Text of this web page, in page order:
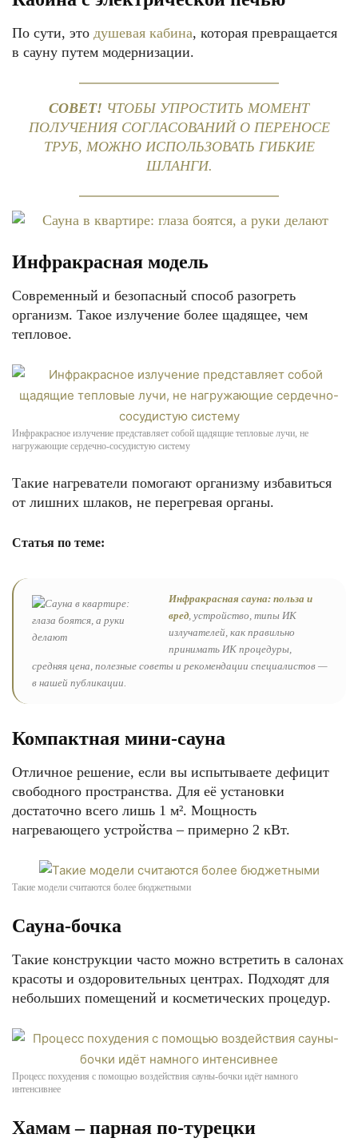
По сути, это душевая кабина, которая превращается
в сауну путем модернизации.
СОВЕТ! ЧТОБЫ УПРОСТИТЬ МОМЕНТ
ПОЛУЧЕНИЯ СОГЛАСОВАНИЙ О ПЕРЕНОСЕ
ТРУБ, МОЖНО ИСПОЛЬЗОВАТЬ ГИБКИЕ
ШЛАНГИ.
Инфракрасная модель
Современный и безопасный способ разогреть
организм. Такое излучение более щадящее, чем
тепловое.
Инфракрасное излучение представляет собой щадящие тепловые лучи, не
нагружающие сердечно-сосудистую систему
Такие нагреватели помогают организму избавиться
от лишних шлаков, не перегревая органы.
Статья по теме:
Инфракрасная сауна: польза и
вред, устройство, типы ИК
излучателей, как правильно
принимать ИК процедуры,
средняя цена, полезные советы и рекомендации специалистов —
в нашей публикации.
Компактная мини-сауна
Отличное решение, если вы испытываете дефицит
свободного пространства. Для её установки
достаточно всего лишь 1 м². Мощность
нагревающего устройства – примерно 2 кВт.
Такие модели считаются более бюджетными
Сауна-бочка
Такие конструкции часто можно встретить в салонах
красоты и оздоровительных центрах. Подходят для
небольших помещений и косметических процедур.
Процесс похудения с помощью воздействия сауны-бочки идёт намного
интенсивнее
Хамам – парная по-турецки